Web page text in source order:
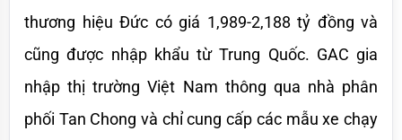
thương hiệu Đức có giá 1,989-2,188 tỷ đồng và
cũng được nhập khẩu từ Trung Quốc. GAC gia
nhập thị trường Việt Nam thông qua nhà phân
phối Tan Chong và chỉ cung cấp các mẫu xe chạy